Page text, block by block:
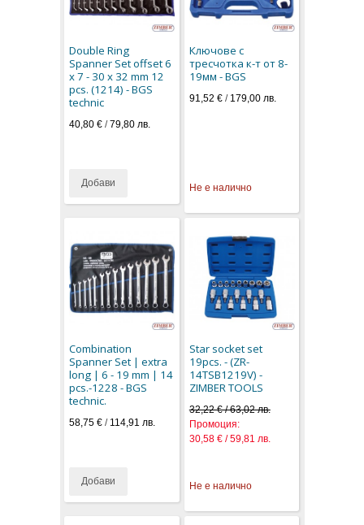
Double Ring
Spanner Set offset 6
x 7 - 30 x 32 mm 12
pcs. (1214) - BGS
technic
40,80 € /79,80 лв.
Добави
Ключове с
тресчотка к-т от 8-
19мм - BGS
91,52 €/ 179,00 лв.
Не е налично
Combination
Spanner Set | extra
long | 6 - 19 mm | 14
pcs.-1228 - BGS
technic.
58,75 € / 114,91 лв.
Добави
Star socket set
19pcs. - (ZR-
14TSB1219V) -
ZIMBER TOOLS
32,22 € / 63,02 лв.
Промоция:
30,58 € / 59,81 лв.
Не е налично